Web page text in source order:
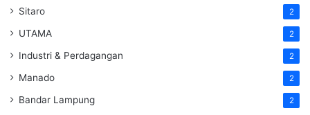
Sitaro 2
UTAMA 2
Industri & Perdagangan 2
Manado 2
Bandar Lampung 2